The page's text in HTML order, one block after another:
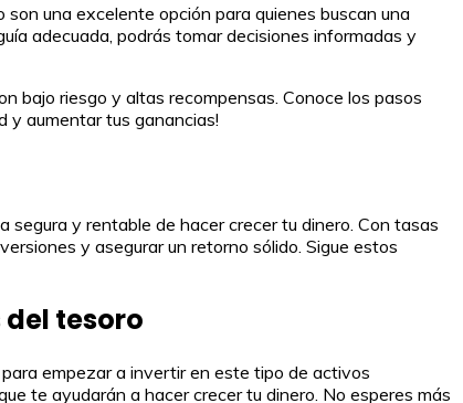
una excelente opción para quienes buscan una
adecuada, podrás tomar decisiones informadas y
bajo riesgo y altas recompensas. Conoce los pasos
y aumentar tus ganancias!
segura y rentable de hacer crecer tu dinero. Con tasas
y asegurar un retorno sólido. Sigue estos
tesoro
empezar a invertir en este tipo de activos
te ayudarán a hacer crecer tu dinero. No esperes más